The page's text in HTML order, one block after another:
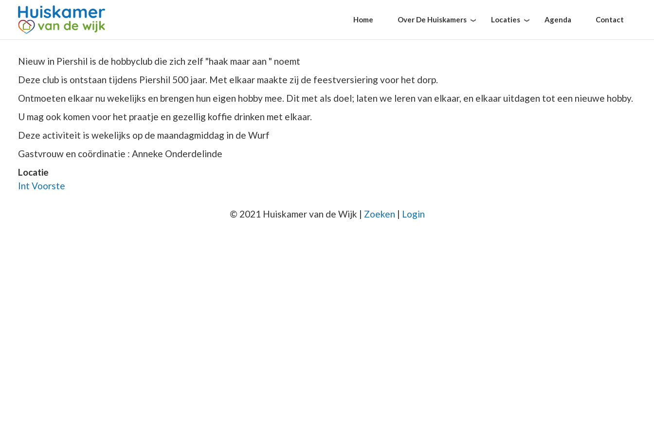
Home Over De Huiskamers Locaties Agenda Contact
Nieuw in Piershil is de hobbyclub die zich zelf "haak maar aan " noemt
Deze club is ontstaan tijdens Piershil 500 jaar. Met elkaar maakte zij de feestversiering voor het dorp.
Ontmoeten elkaar nu wekelijks en brengen hun eigen hobby mee. Dit met als doel; laten we leren van elkaar, en elkaar uitdagen tot een nieuwe hobby.
U mag ook komen voor het praatje en gezellig koffie drinken met elkaar.
Deze activiteit is wekelijks op de maandagmiddag in de Wurf
Gastvrouw en coördinatie : Anneke Onderdelinde
Locatie
Int Voorste
© 2021 Huiskamer van de Wijk | Zoeken | Login